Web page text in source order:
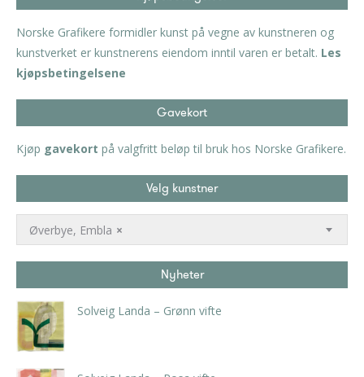
Norske Grafikere formidler kunst på vegne av kunstneren og
kunstverket er kunstnerens eiendom inntil varen er betalt. Les
kjøpsbetingelsene
Gavekort
Kjøp gavekort på valgfritt beløp til bruk hos Norske Grafikere.
Velg kunstner
×
Øverbye, Embla
Nyheter
Solveig Landa – Grønn vifte